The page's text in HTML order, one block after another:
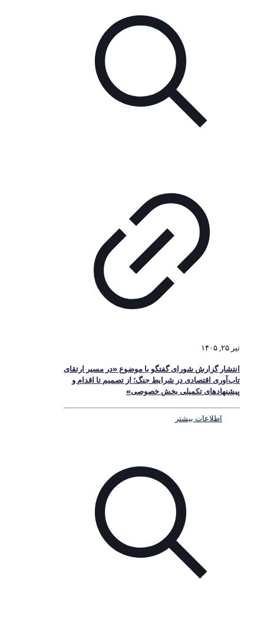
تیر ۲۵, ۱۴۰۵
انتشار گزارش شورای گفتگو با موضوع «در مسیر ارتقای
تاب‌آوری اقتصادی در شرایط جنگ؛ از تصمیم تا اقدام و
پیشنهادهای تکمیلی بخش خصوصی»
اطلاعات بیشتر